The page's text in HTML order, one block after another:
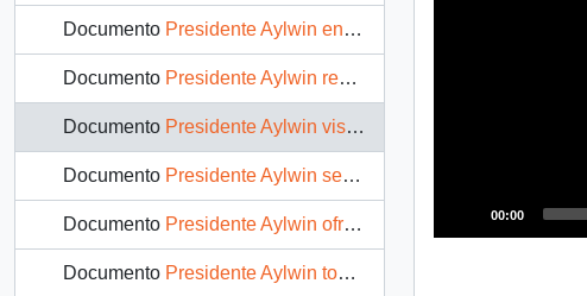
Documento Presidente Aylwin en gira por la VIII Región, asiste a conferencia sobre problemáticas de la provincia : video
Documento Presidente Aylwin recibe en La Moneda a Enrique Iglesias García, presidente del Banco Interamericano del Desarrollo (BID): video
Documento Presidente Aylwin visita a la Maestranza de San Bernardo, discurso : Video
Documento Presidente Aylwin se reúne con en el Palacio de la Moneda con ex Presidentes de Bolivia, Lidia Gueiler; de Argentina, Raúl Alfonsín; y de Colombia Belisario Betancourt: Video
Documento Presidente Aylwin ofrece discurso durante el Aniversario del Natalicio de Don Bernardo O'Higgins en Chillán : video
Documento Presidente Aylwin toma juramento al Ministro Secretario General de la Presidencia Enrique Krauss : video
00:00